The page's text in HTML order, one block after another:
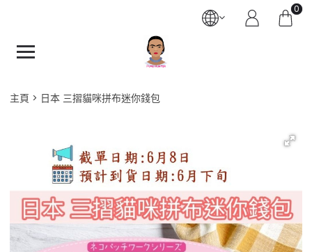
0
主頁 日本 三摺貓咪拼布迷你錢包